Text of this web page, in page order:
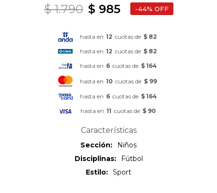
$ 985
$ 1.790 44
hasta en 12 cuotas de $ 82
hasta en 12 cuotas de $ 82
hasta en 6 cuotas de $ 164
hasta en 10 cuotas de $ 99
hasta en 6 cuotas de $ 164
hasta en 11 cuotas de $ 90
Características
Sección
Niños
Disciplinas
Fútbol
Estilo
Sport